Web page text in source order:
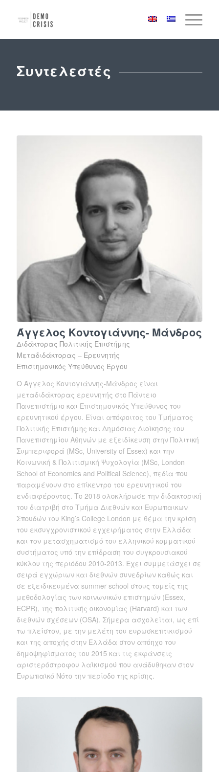
Συντελεστές
Άγγελος Κοντογιάννης- Μάνδρος
Διδάκτορας Πολιτικής Επιστήμης
Μεταδιδάκτορας – Ερευνητής
Επιστημονικός Υπεύθυνος Έργου
Ο Άγγελος Κοντογιάννης-Μάνδρος είναι
μεταδιδάκτορας ερευνητής στο Πάντειο
Πανεπιστήμιο και Επιστημονικός Υπεύθυνος του
ερευνητικού έργου. Είναι απόφοιτος του Τμήματος
Πολιτικής Επιστήμης και Δημόσιας Διοίκησης του
Πανεπιστημίου Αθηνών με εξειδίκευση στην Πολιτική
Συμπεριφορά (MSc, University of Essex) και την
Κοινωνική & Πολιτισμική Ψυχολογία (MSc, London
School of Economics and Political Science), πεδία που
παραμένουν στο επίκεντρο του ερευνητικού του
ενδιαφέροντος. Το 2018 ολοκλήρωσε την διδακτορική
του διατριβή στο Τμήμα Διεθνών και Ευρωπαικων
Σπουδών του King’s College London με θέμα την κρίση
του εκσυγχρονιστικού εγχειρήματος στην Ελλάδα
και τον μετασχηματισμό του ελληνικού κομματικού
συστήματος υπό την επίδραση του συγκρουσιακού
κύκλου της περιόδου 2010-2013. Έχει συμμετάσχει σε
σειρά εγχώριων και διεθνών συνεδρίων καθώς και
σε εξειδικευμένα summer school στους τομείς της
μεθοδολογίας των κοινωνικών επιστημών (Essex,
ECPR), της πολιτικής οικονομίας (Harvard) και των
διεθνών σχέσεων (OSA). Σήμερα ασχολείται, ως επί
τω πλείστον, με την μελέτη του ευρωσκεπτικισμού
και της αποχής στην Ελλάδα στον απόηχο του
δημοψηφίσματος του 2015 και τις εκφάνσεις
αριστερόστροφου λαϊκισμού που ανάδυθηκαν στον
Ευρωπαϊκό Νότο την περίοδο της κρίσης.